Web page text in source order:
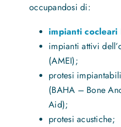
occupandosi di:
impianti cocleari
impianti attivi
(AMEI);
protesi
(BAHA – Bone
Aid);
protesi acustiche;